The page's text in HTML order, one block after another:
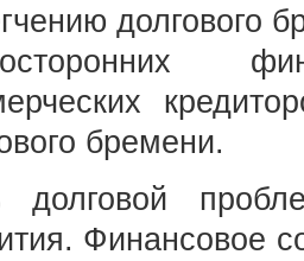
долгового
бремени.
долговой
Финансовое